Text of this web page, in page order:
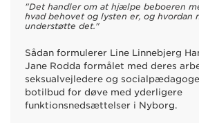
"Det handler om at hjælpe beboeren
hvad behovet og lysten er, og hvordan
understøtte det."
Sådan formulerer Line Linnebjerg
Jane Rodda formålet med deres
seksualvejledere og
botilbud for døve med yderligere
funktionsnedsættelser i Nyborg.